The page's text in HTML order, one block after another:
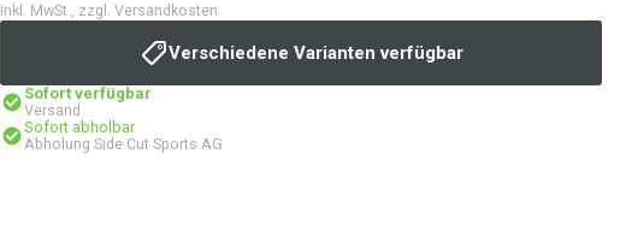
inkl. MwSt., zzgl. Versandkosten
Verschiedene Varianten verfügbar
Sofort verfügbar
Versand
Sofort abholbar
Abholung Side Cut Sports AG